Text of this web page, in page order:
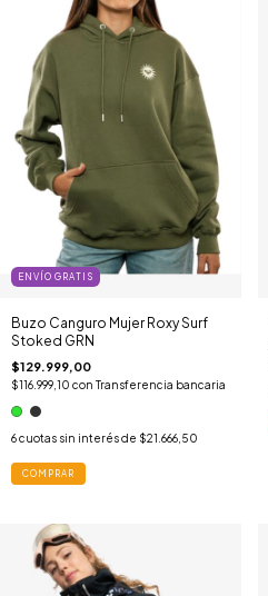
ENVÍO GRATIS
Buzo Canguro Mujer Roxy Surf
Stoked GRN
$129.999,00
$116.999,10 con Transferencia bancaria
6cuotas sin interés de $21.666,50
COMPRAR